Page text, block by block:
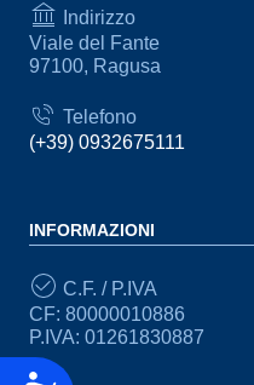
Indirizzo
Viale del Fante
97100, Ragusa
Telefono
(+39) 0932675111
INFORMAZIONI
C.F. / P.IVA
CF: 80000010886
P.IVA: 01261830887